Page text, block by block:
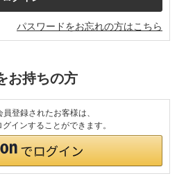
パスワードをお忘れの方はこちら
お持ちの方
登録されたお客様は、
インすることができます。